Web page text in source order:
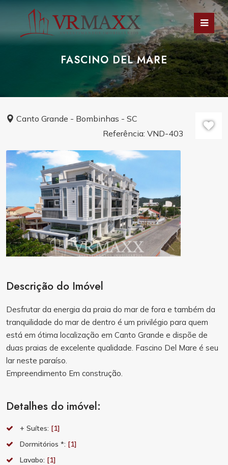
FASCINO DEL MARE
Canto Grande - Bombinhas - SC
Referência: VND-403
Descrição do Imóvel
Desfrutar da energia da praia do mar de fora e também da
tranquilidade do mar de dentro é um privilégio para quem
está em ótima localização em Canto Grande e dispõe de
duas praias de excelente qualidade. Fascino Del Mare é seu
lar neste paraíso.
Empreendimento Em construção.
Detalhes do imóvel:
+ Suítes: [1]
Dormitórios *: [1]
Lavabo: [1]